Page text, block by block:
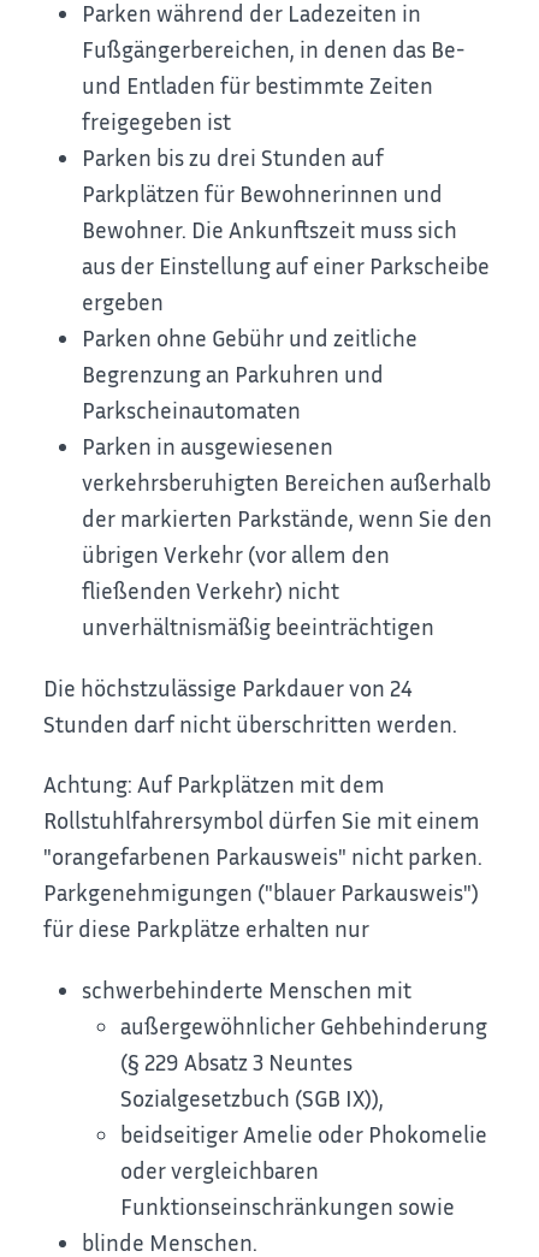
Parken während der Ladezeiten in
Fußgängerbereichen, in denen das Be-
und Entladen für bestimmte Zeiten
freigegeben ist
Parken bis zu drei Stunden auf
Parkplätzen für Bewohnerinnen und
Bewohner. Die Ankunftszeit muss sich
aus der Einstellung auf einer Parkscheibe
ergeben
Parken ohne Gebühr und zeitliche
Begrenzung an Parkuhren und
Parkscheinautomaten
Parken in ausgewiesenen
verkehrsberuhigten Bereichen außerhalb
der markierten Parkstände, wenn Sie den
übrigen Verkehr (vor allem den
fließenden Verkehr) nicht
unverhältnismäßig beeinträchtigen
Die höchstzulässige Parkdauer von 24
Stunden darf nicht überschritten werden.
Achtung: Auf Parkplätzen mit dem
Rollstuhlfahrersymbol dürfen Sie mit einem
"orangefarbenen Parkausweis" nicht parken.
Parkgenehmigungen ("blauer Parkausweis")
für diese Parkplätze erhalten nur
schwerbehinderte Menschen mit
außergewöhnlicher Gehbehinderung
(§ 229 Absatz 3 Neuntes
Sozialgesetzbuch (SGB IX)),
beidseitiger Amelie oder Phokomelie
oder vergleichbaren
Funktionseinschränkungen sowie
blinde Menschen.